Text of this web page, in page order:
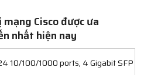
Cisco được ưa
nhất hiện nay
10/100/1000 ports, 4 Gigabit SFP